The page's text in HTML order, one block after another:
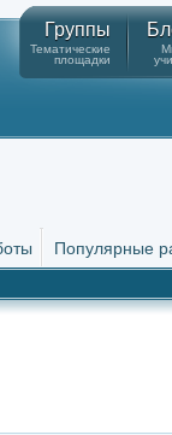
Группы
Тематические
площадки
Популярные